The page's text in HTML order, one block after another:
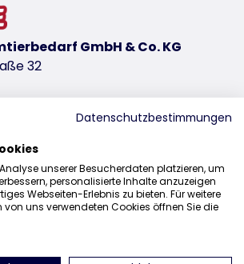
GmbH & Co. KG
32
160
Datenschutzbestimmungen
unserer Besucherdaten platzieren, um
personalisierte Inhalte anzuzeigen
Webseiten-Erlebnis zu bieten. Für weitere
uns verwendeten Cookies öffnen Sie die